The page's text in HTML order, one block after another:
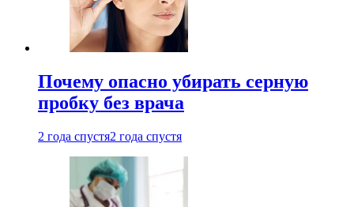
Почему опасно убирать серную
пробку без врача
2 года спустя2 года спустя